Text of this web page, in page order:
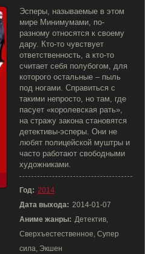
Эсперы, называемые в этом
мире Минимумами, по-
разному относятся к своему
дару. Кто-то чувствует
ответственность, а кто-то
считает себя полубогом, для
которого остальные – пыль
под ногами. Справиться с
такими непросто, но там, где
пасует «королевская рать»,
на стражу закона становятся
детективы-эсперы. Они не
любят полицейской муштры и
часто работают свободными
художниками.
Год: 2014
Дата выхода: 2014-01-07
Аниме жанры: Детектив,
Сверхъестественное, Супер
сила, Экшен